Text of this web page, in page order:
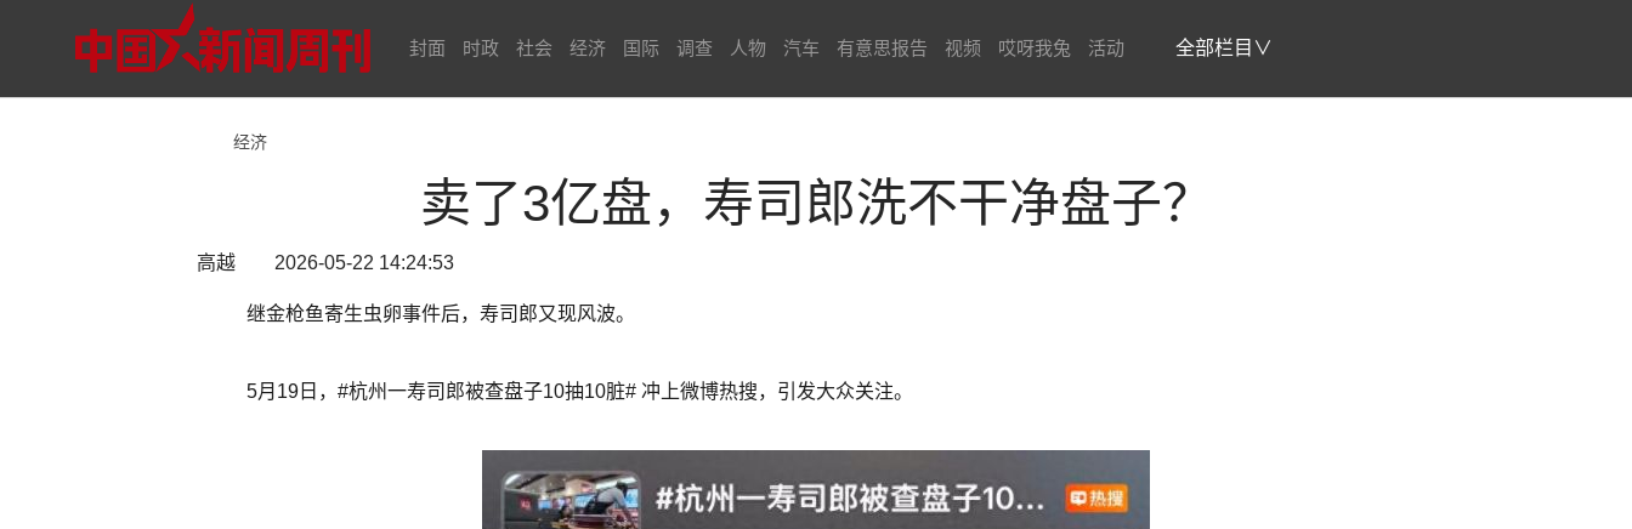
封面 时政 社会 经济 国际 调查 人物 汽车 有意思报告 视频 哎呀我兔 活动 全部栏目∨
经济
卖了3亿盘，寿司郎洗不干净盘子？
高越 2026-05-22 14:24:53
继金枪鱼寄生虫卵事件后，寿司郎又现风波。
5月19日，#杭州一寿司郎被查盘子10抽10脏# 冲上微博热搜，引发大众关注。